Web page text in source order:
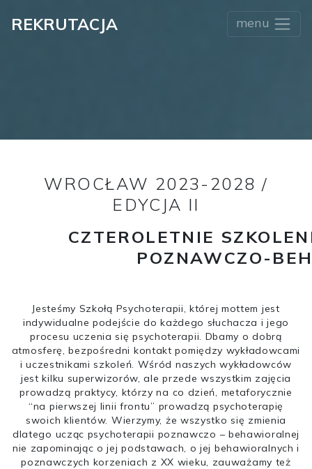
REKRUTACJA menu
WROCŁAW 2023-2028 /
EDYCJA II
CZTEROLETNIE
POZNAWCZO-
Jesteśmy Szkołą Psychoterapii, której mottem jest
indywidualne podejście do każdego słuchacza i jego
procesu uczenia się psychoterapii. Dbamy o dobrą
atmosferę, bezpośredni kontakt pomiędzy wykładowcami
i uczestnikami szkoleń. Wśród naszych wykładowców
jest kilku superwizorów, ale przede wszystkim zajęcia
prowadzą praktycy, którzy na co dzień, metaforycznie
“na pierwszej linii frontu” prowadzą psychoterapię
swoich klientów. Wierzymy, że wszystko się zmienia
dlatego ucząc psychoterapii poznawczo – behawioralnej
nie zapominając o jej podstawach, o jej behawioralnych i
poznawczych korzeniach z XX wieku, zauważamy też